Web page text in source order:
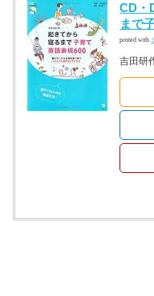
CD・
まで
posted with
吉田研